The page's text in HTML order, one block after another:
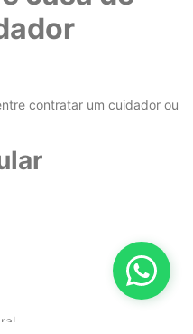
contratar um cuidador ou